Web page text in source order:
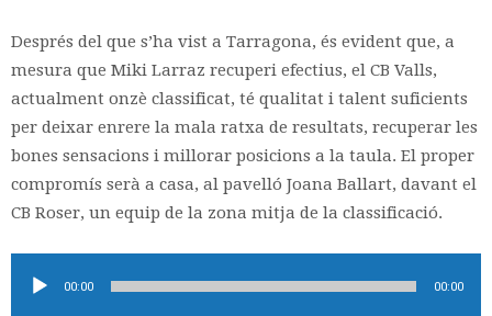
Després del que s’ha vist a Tarragona, és evident que, a
mesura que Miki Larraz recuperi efectius, el CB Valls,
actualment onzè classificat, té qualitat i talent suficients
per deixar enrere la mala ratxa de resultats, recuperar les
bones sensacions i millorar posicions a la taula. El proper
compromís serà a casa, al pavelló Joana Ballart, davant el
CB Roser, un equip de la zona mitja de la classificació.
d'àudio00:00 00:00